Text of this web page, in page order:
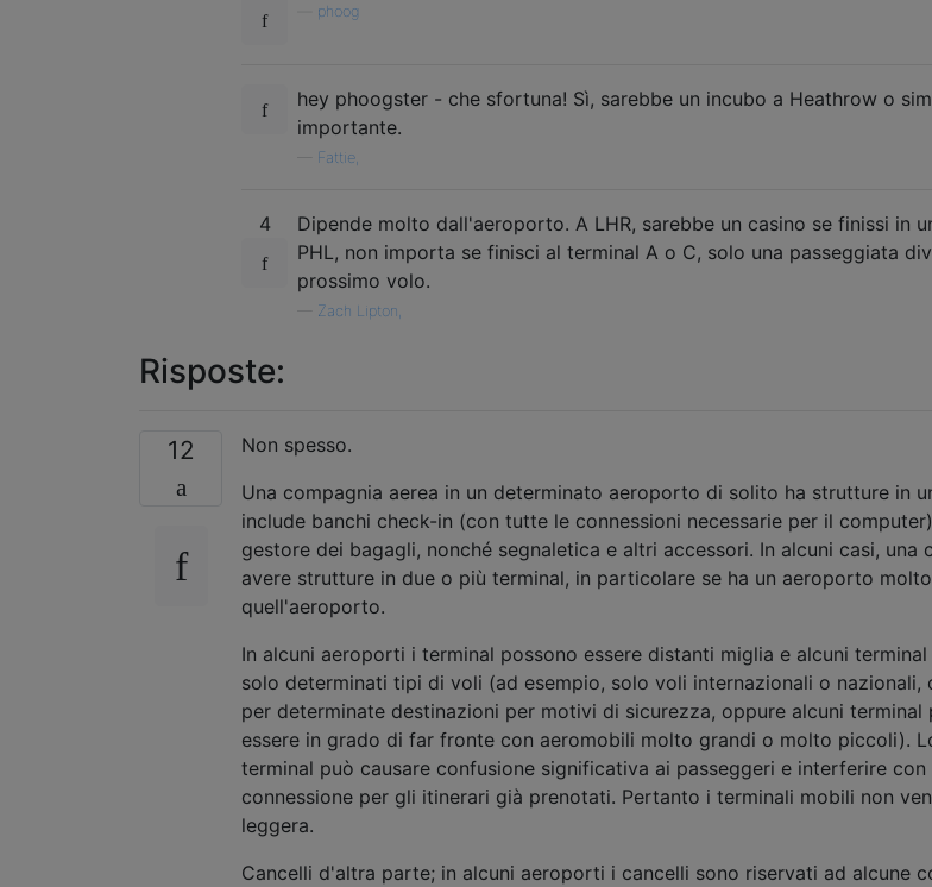
phoog
hey phoogster - che sfortuna! Sì, sarebbe un incubo a Heathrow o
importante.
Fattie,
4
Dipende molto dall'aeroporto. A LHR, sarebbe un casino se finissi in
PHL, non importa se finisci al terminal A o C, solo una passeggiata
prossimo volo.
Zach Lipton,
Risposte:
12
Non spesso.
Una compagnia aerea in un determinato aeroporto di solito ha strutture in
include banchi check-in (con tutte le connessioni necessarie per il
gestore dei bagagli, nonché segnaletica e altri accessori. In alcuni casi, una
avere strutture in due o più terminal, in particolare se ha un aeroporto
quell'aeroporto.
In alcuni aeroporti i terminal possono essere distanti miglia e alcuni
solo determinati tipi di voli (ad esempio, solo voli internazionali o
per determinate destinazioni per motivi di sicurezza, oppure alcuni terminal
essere in grado di far fronte con aeromobili molto grandi o molto piccoli).
terminal può causare confusione significativa ai passeggeri e interferire
connessione per gli itinerari già prenotati. Pertanto i terminali mobili non
leggera.
Cancelli d'altra parte; in alcuni aeroporti i cancelli sono riservati ad alcune